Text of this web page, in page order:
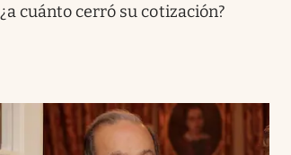
¿a cuánto cerró su cotización?